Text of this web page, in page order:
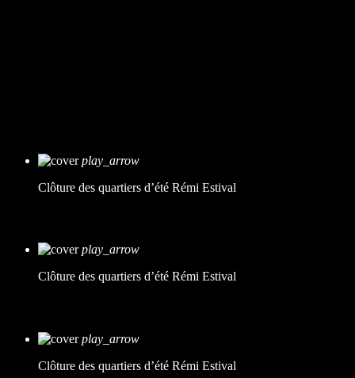
play_arrow
Clôture des quartiers d’été Rémi Estival
play_arrow
Clôture des quartiers d’été Rémi Estival
play_arrow
Clôture des quartiers d’été Rémi Estival